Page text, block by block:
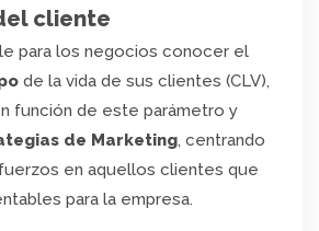
cliente
para los negocios conocer el
de la vida de sus clientes (CLV),
función de este parámetro y
de Marketing, centrando
en aquellos clientes que
para la empresa.